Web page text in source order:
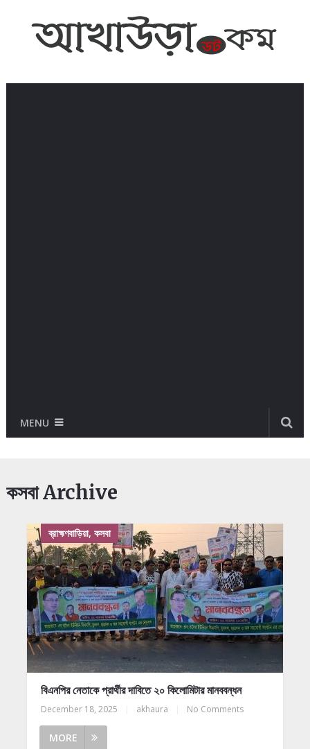
MENU
কসবা Archive
ব্রাহ্মণবাড়িয়া, কসবা
বিএনপির নেতাকে প্রার্থীর দাবিতে ২০ কিলোমিটার মানববন্ধন
December 18, 2025 akhaura No Comments
MORE